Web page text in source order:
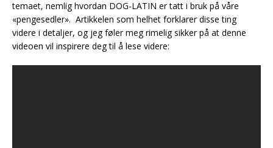
temaet, nemlig hvordan DOG-LATIN er tatt i bruk på våre
«pengesedler». Artikkelen som helhet forklarer disse ting
videre i detaljer, og jeg føler meg rimelig sikker på at denne
videoen vil inspirere deg til å lese videre: